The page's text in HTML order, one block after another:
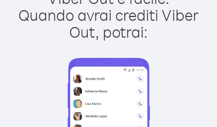
Quando avrai crediti Viber
Out, potrai: